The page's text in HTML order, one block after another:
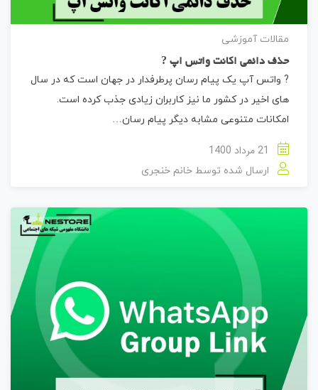
مقالات آموزشی
حذف دائمی اکانت واتس اپ ?
? واتس آپ یک پیام رسان پرطرفدار در جهان است که در سال
های اخیر در کشور ما نیز کاربران زیادی جذب کرده است.
امکانات متنوعی مشابه دیگر پیام رسان…
ارسال شده توسط خانم خنجری